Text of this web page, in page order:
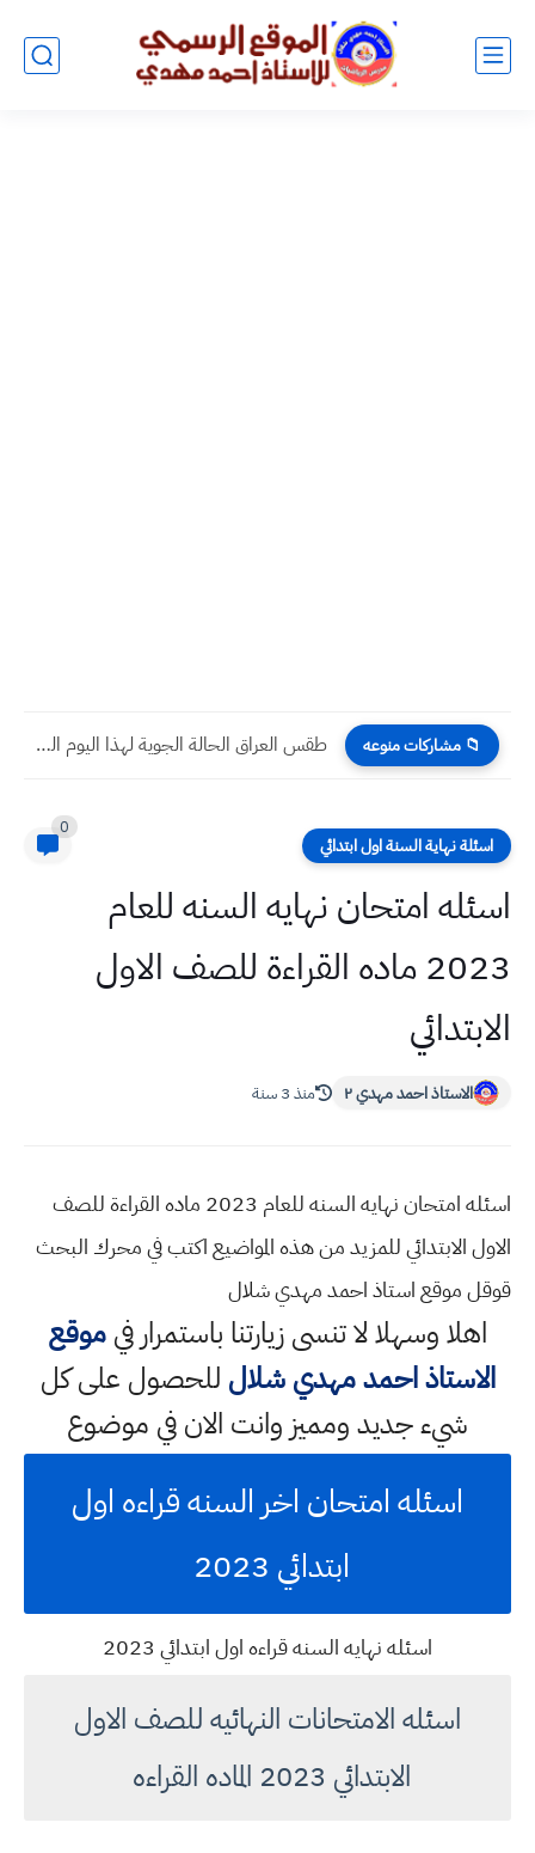
📁 مشاركات منوعه طقس العراق الحالة الجوية لهذا اليوم السبت الموافق 31 كانون...
اسئلة نهاية السنة اول ابتدائي
0
اسئله امتحان نهايه السنه للعام
2023 ماده القراءة للصف الاول
الابتدائي
الاستاذ احمد مهدي ٢ منذ 3 سنة
اسئله امتحان نهايه السنه للعام 2023 ماده القراءة للصف
الاول الابتدائي للمزيد من هذه المواضيع اكتب في محرك البحث
قوقل موقع استاذ احمد مهدي شلال
اهلا وسهلالا تنسى زيارتنا باستمرار فيموقع
الاستاذ احمد مهدي شلال للحصول على كل
شيء جديد ومميز وانت الان في موضوع
اسئله امتحان اخر السنه قراءه اول
ابتدائي 2023
اسئله نهايه السنه قراءه اول ابتدائي 2023
اسئله الامتحانات النهائيه للصف الاول
الابتدائي 2023 الماده القراءه